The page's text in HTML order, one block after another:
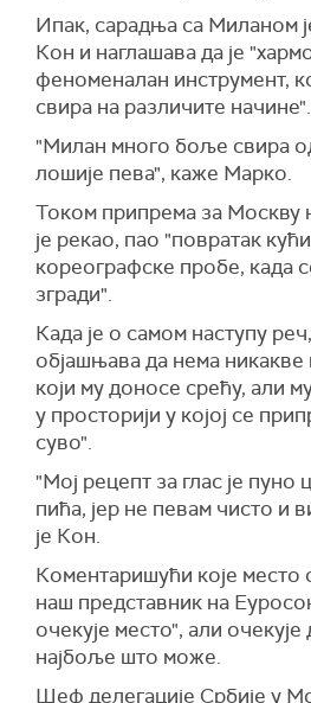
Ипак, сарадња са Миланом
Кон и наглашава да је
феноменалан инструмент,
свира на различите начине".
"Милан много боље свира
лошије пева", каже Марко.
Током припрема за Москву
је рекао, пао "повратак
кореографске пробе, када
згради".
Када је о самом наступу
објашњава да нема
који му доносе срећу, али
у просторији у којој се
суво".
"Мој рецепт за глас је пуно
пића, јер не певам чисто и
је Кон.
Коментаришући које место
наш представник на
очекује место", али
најбоље што може.
Шеф делегације Србије у